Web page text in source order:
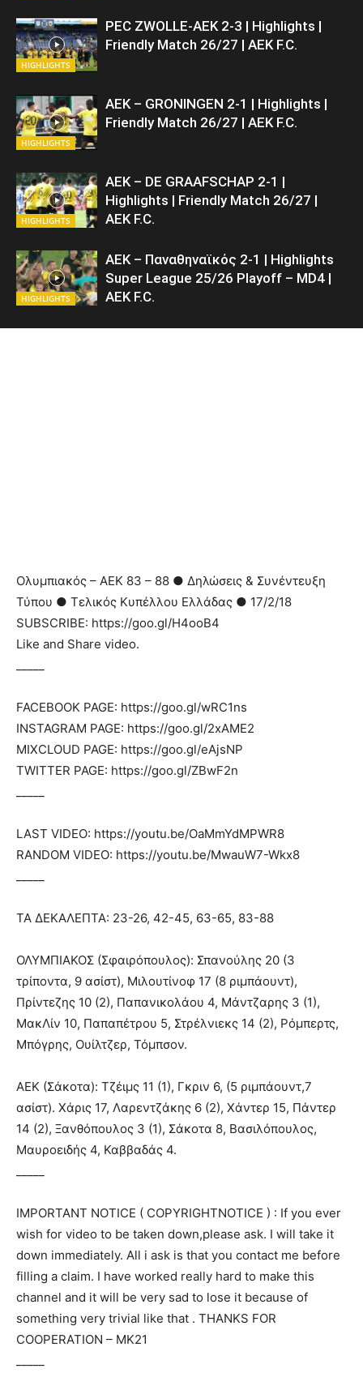
HIGHLIGHTS
PEC ZWOLLE-AEK 2-3 | Highlights |
Friendly Match 26/27 | ΑΕΚ F.C.
HIGHLIGHTS
AEK – GRONINGEN 2-1 | Highlights |
Friendly Match 26/27 | ΑΕΚ F.C.
HIGHLIGHTS
AEK – DE GRAAFSCHAP 2-1 |
Highlights | Friendly Match 26/27 |
ΑΕΚ F.C.
HIGHLIGHTS
AEK – Παναθηναϊκός 2-1 | Highlights
Super League 25/26 Playoff – MD4 |
ΑΕΚ F.C.
Ολυμπιακός – ΑΕΚ 83 – 88 ● Δηλώσεις & Συνέντευξη
Τύπου ● Τελικός Κυπέλλου Ελλάδας ● 17/2/18
SUBSCRIBE: https://goo.gl/H4ooB4
Like and Share video.
FACEBOOK PAGE: https://goo.gl/wRC1ns
INSTAGRAM PAGE: https://goo.gl/2xAME2
MIXCLOUD PAGE: https://goo.gl/eAjsNP
TWITTER PAGE: https://goo.gl/ZBwF2n
LAST VIDEO: https://youtu.be/OaMmYdMPWR8
RANDOM VIDEO: https://youtu.be/MwauW7-Wkx8
ΤΑ ΔΕΚΑΛΕΠΤΑ: 23-26, 42-45, 63-65, 83-88
ΟΛΥΜΠΙΑΚΟΣ (Σφαιρόπουλος): Σπανούλης 20 (3
τρίποντα, 9 ασίστ), Μιλουτίνοφ 17 (8 ριμπάουντ),
Πρίντεζης 10 (2), Παπανικολάου 4, Μάντζαρης 3 (1),
ΜακΛίν 10, Παπαπέτρου 5, Στρέλνιεκς 14 (2), Ρόμπερτς,
Μπόγρης, Ουίλτζερ, Τόμπσον.
ΑΕΚ (Σάκοτα): Τζέιμς 11 (1), Γκριν 6, (5 ριμπάουντ,7
ασίστ). Χάρις 17, Λαρεντζάκης 6 (2), Χάντερ 15, Πάντερ
14 (2), Ξανθόπουλος 3 (1), Σάκοτα 8, Βασιλόπουλος,
Μαυροειδής 4, Καββαδάς 4.
IMPORTANT NOTICE ( COPYRIGHTNOTICE ) : If you ever
wish for video to be taken down,please ask. I will take it
down immediately. All i ask is that you contact me before
filling a claim. I have worked really hard to make this
channel and it will be very sad to lose it because of
something very trivial like that . THANKS FOR
COOPERATION – ΜΚ21